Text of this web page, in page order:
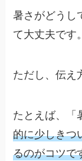
暑さがどうし
て大丈夫です。
ただし、伝え
たとえば、「
的に少しきつ
るのがコツで